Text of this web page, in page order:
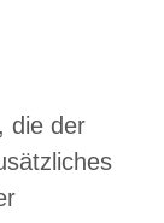
die der